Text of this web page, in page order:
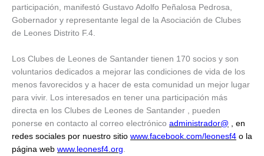
participación, manifestó Gustavo Adolfo Peñalosa Pedrosa,
Gobernador y representante legal de la Asociación de Clubes
de Leones Distrito F.4.
Los Clubes de Leones de Santander tienen 170 socios y son
voluntarios dedicados a mejorar las condiciones de vida de los
menos favorecidos y a hacer de esta comunidad un mejor lugar
para vivir. Los interesados en tener una participación más
directa en los Clubes de Leones de Santander , pueden
ponerse en contacto al correo electrónico administrador@ , en
redes sociales por nuestro sitio www.facebook.com/leonesf4 o la
página web www.leonesf4.org.